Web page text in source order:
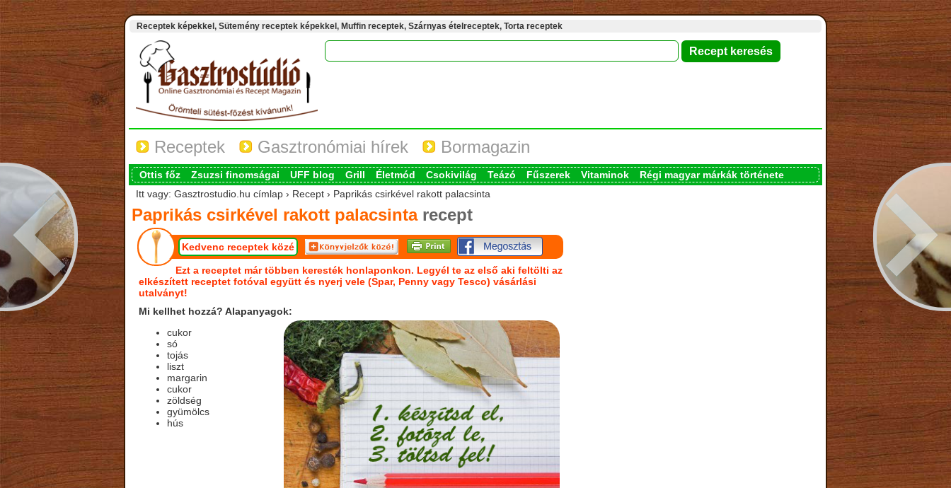
Receptek képekkel, Sütemény receptek képekkel, Muffin receptek, Szárnyas ételreceptek, Torta receptek
Receptek Gasztronómiai hírek Bormagazin
Ottis főz Zsuzsi finomságai UFF blog Grill Életmód Csokivilág Teázó Fűszerek Vitaminok
Régi magyar márkák története
Itt vagy: Gasztrostudio.hu címlap › Recept › Paprikás csirkével rakott palacsinta
Paprikás csirkével rakott palacsintarecept
Kedvenc receptek közé
Ezt a receptet már többen keresték honlaponkon. Legyél te az első aki feltölti az
elkészített receptet fotóval együtt és nyerj vele (Spar, Penny vagy Tesco) vásárlási
utalványt!
Mi kellhet hozzá? Alapanyagok:
cukor
só
tojás
liszt
margarin
cukor
zöldség
gyümölcs
hús